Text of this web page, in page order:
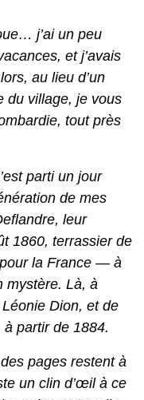
j’ai un peu
et j’avais
au lieu d’un
du village, je vous
tout près
parti un jour
de mes
leur
1860, terrassier de
la France — à
mystère. Là, à
Dion, et de
partir de 1884.
pages restent à
un clin d’œil à ce